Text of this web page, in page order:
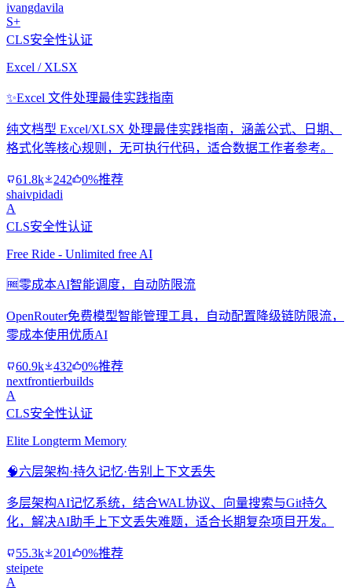
ivangdavila
S+
CLS安全性认证
Excel / XLSX
✨Excel 文件处理最佳实践指南
纯文档型 Excel/XLSX 处理最佳实践指南，涵盖公式、日期、
格式化等核心规则，无可执行代码，适合数据工作者参考。
61.8k 242
0%推荐
shaivpidadi
A
CLS安全性认证
Free Ride - Unlimited free AI
🆓零成本AI智能调度，自动防限流
OpenRouter免费模型智能管理工具，自动配置降级链防限流，
零成本使用优质AI
60.9k 432
0%推荐
nextfrontierbuilds
A
CLS安全性认证
Elite Longterm Memory
🧠六层架构·持久记忆·告别上下文丢失
多层架构AI记忆系统，结合WAL协议、向量搜索与Git持久
化，解决AI助手上下文丢失难题，适合长期复杂项目开发。
55.3k 201
0%推荐
steipete
A